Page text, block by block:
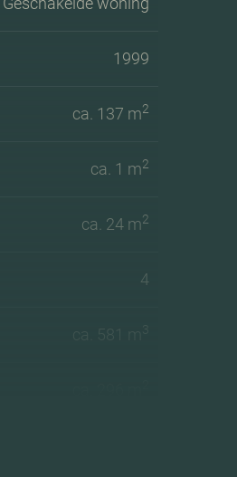
1999
ca. 137 m2
ca. 1 m2
ca. 24 m2
4
ca. 581 m 3